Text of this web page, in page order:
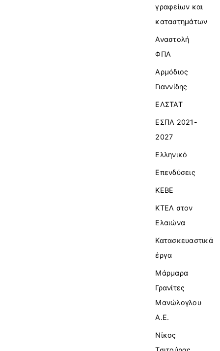
γραφείων και
καταστημάτων
Αναστολή
ΦΠΑ
Αρμόδιος
Γιαννίδης
ΕΛΣΤΑΤ
ΕΣΠΑ 2021-
2027
Ελληνικό
Επενδύσεις
ΚΕΒΕ
ΚΤΕΛ στον
Ελαιώνα
Κατασκευαστικά
έργα
Μάρμαρα
Γρανίτες
Μανώλογλου
Α.Ε.
Νίκος